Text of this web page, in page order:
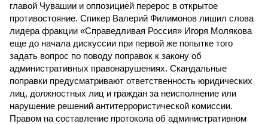
главой Чувашии и оппозицией перерос в открытое
противостояние. Спикер Валерий Филимонов лишил слова
лидера фракции «Справедливая Россия» Игоря Молякова
еще до начала дискуссии при первой же попытке того
задать вопрос по поводу поправок к закону об
административных правонарушениях. Скандальные
поправки предусматривают ответственность юридических
лиц, должностных лиц и граждан за неисполнение или
нарушение решений антитеррористической комиссии.
Правом на составление протокола об административном